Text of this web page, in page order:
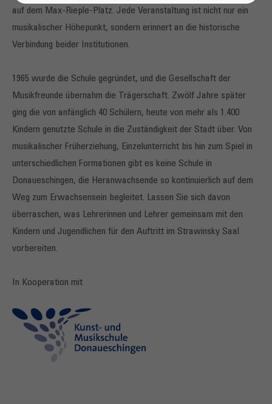
auf dem Max-Rieple-Platz. Jede Veranstaltung ist nicht nur ein
musikalischer Höhepunkt, sondern erinnert an die historische
Verbindung beider Institutionen.
1965 wurde die Schule gegründet, und die Gesellschaft der
Musikfreunde übernahm die Trägerschaft. Zwölf Jahre später
ging die von anfänglich 40 Schülern, heute von mehr als 1.400
Kindern genutzte Schule in die Zuständigkeit der Stadt über. Von
musikalischer Früherziehung, Einzelunterricht bis hin zum Spiel in
unterschiedlichen Formationen gibt es keine Schule in
Donaueschingen, die Heranwachsende so kontinuierlich auf dem
Weg zum Erwachsensein begleitet. Lassen Sie sich davon
überraschen, was Lehrerinnen und Lehrer gemeinsam mit den
Kindern und Jugendlichen für den Auftritt im Strawinsky Saal
vorbereiten.
In Kooperation mit